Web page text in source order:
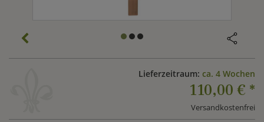
Lieferzeitraum: ca. 4 Wochen
110,00 € *
Versandkostenfrei